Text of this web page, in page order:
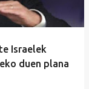
Israelek
duen plana